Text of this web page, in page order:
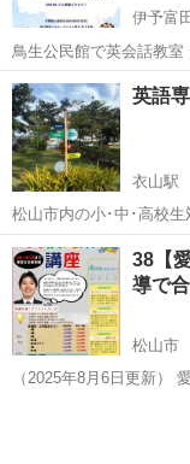
伊予富
鳥生公民館で英会話教室 ⭐毎週木曜日18時半から19時半まで無料で英
会話があります。⭐ ⭐私たちは英会話教室で初心者の英語を教えていま
す。楽しい英語で会話を行います。 便利な英語
立つ例文があります。...
愛媛 今治市 伊
英語
衣山駅
松山市内の小･中･高校生対象！ 第二言語習得専門の現役
英語学習における｢つま
語が覚えられない｣｢文
さんの悩みを抱えてい...
愛媛 松山市 衣
38【
導で
松山市
（2025年8月6日更新） 愛媛県にお住まいの皆さまへ はじめまして、